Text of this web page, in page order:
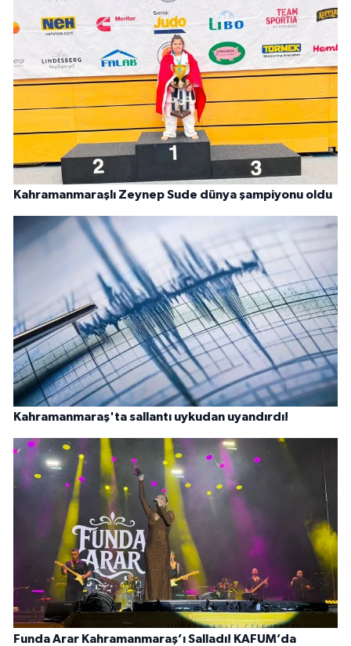
Kahramanmaraşlı Zeynep Sude dünya şampiyonu oldu
Kahramanmaraş'ta sallantı uykudan uyandırdı!
Funda Arar Kahramanmaraş’ı Salladı! KAFUM’da